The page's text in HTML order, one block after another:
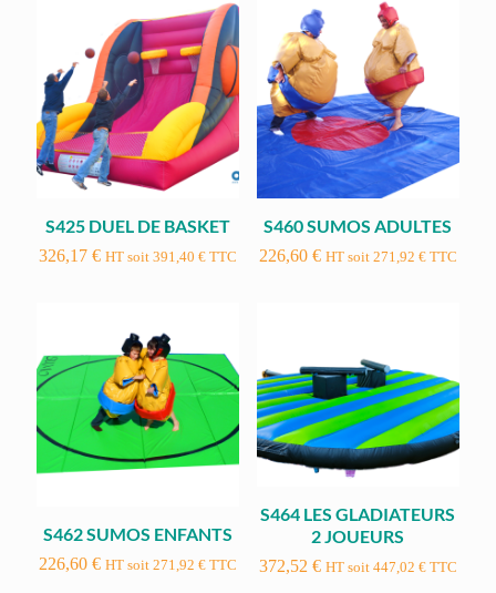
S425 DUEL DE BASKET
326,17€ HT soit391,40€ TTC
S460 SUMOS ADULTES
226,60 € HT soit 271,92 €TTC
S462 SUMOS ENFANTS
226,60€ HT soit271,92€ TTC
S464 LES GLADIATEURS
2 JOUEURS
372,52 € HT soit 447,02 €TTC